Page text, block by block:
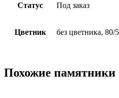
Статус Под заказ
Цветник без цветника, 80/
Похожие памятники